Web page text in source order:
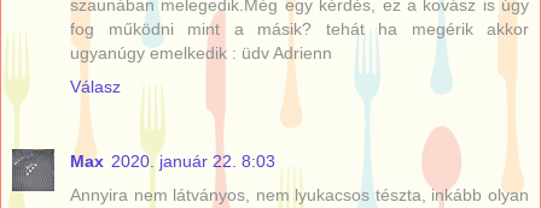
szaunában melegedik.Még egy kérdés, ez a kovász is úgy
fog működni mint a másik? tehát ha megérik akkor
ugyanúgy emelkedik : üdv Adrienn
Válasz
Max 2020. január 22. 8:03
Annyira nem látványos, nem lyukacsos tészta, inkább olyan